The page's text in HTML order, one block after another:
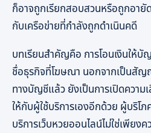
ก็อาจถูกเรียกสอบสวนหรือถูกอา
กับเครือข่ายที่กำลังถูกดำเนินคดี
บทเรียนสำคัญคือ การโอนเงินให้
ชื่อธุรกิจที่โฆษณา นอกจากเป็นสั
ทางบัญชีแล้ว ยังเป็นการเปิดความ
ให้กับผู้ใช้บริการเองอีกด้วย ผู้บริโภ
บริการเว็บหวยออนไลน์ไม่ใช่เพียง